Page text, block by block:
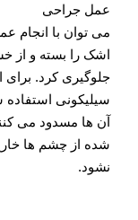
عمل جراحی
اشک را بسته و از
جلوگیری کرد. برای
سیلیکونی
آن ها مسدود می
شده از چشم ها
نشود.